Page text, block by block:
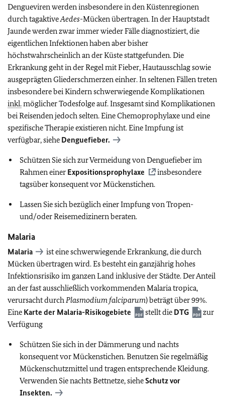
Dengueviren werden insbesondere in den Küstenregionen
durch tagaktiveAedes-Mücken übertragen. In der Hauptstadt
Jaunde werden zwar immer wieder Fälle diagnostiziert, die
eigentlichen Infektionen haben aber bisher
höchstwahrscheinlich an der Küste stattgefunden. Die
Erkrankung geht in der Regel mit Fieber, Hautausschlag sowie
ausgeprägten Gliederschmerzen einher. In seltenen Fällen treten
insbesondere bei Kindern schwerwiegende Komplikationen
inkl.möglicher Todesfolge auf. Insgesamt sind Komplikationen
bei Reisenden jedoch selten. Eine Chemoprophylaxe und eine
spezifische Therapie existieren nicht. Eine Impfung ist
verfügbar, siehe Denguefieber.
Schützen Sie sich zur Vermeidung von Denguefieber im
Rahmen einer Expositionsprophylaxe
insbesondere
tagsüber konsequent vor Mückenstichen.
Lassen Sie sich bezüglich einer Impfung von Tropen-
und/oder Reisemedizinern beraten.
Malaria
Malaria
ist eine schwerwiegende Erkrankung, die durch
Mücken übertragen wird. Es besteht ein ganzjährig hohes
Infektionsrisiko im ganzen Land inklusive der Städte. Der Anteil
an der fast ausschließlich vorkommenden Malaria tropica,
verursacht durchPlasmodium falciparum) beträgt über 99%.
Eine Karte der Malaria-Risikogebiete stellt die DTG
zur
Verfügung
Schützen Sie sich in der Dämmerung und nachts
konsequent vor Mückenstichen. Benutzen Sie regelmäßig
Mückenschutzmittel und tragen entsprechende Kleidung.
Verwenden Sie nachts Bettnetze, sieheSchutz vor
Insekten.